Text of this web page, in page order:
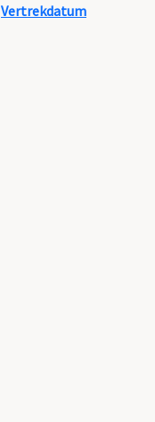
Vertrekdatum